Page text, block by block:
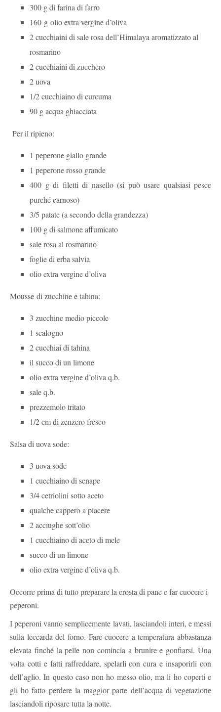
300 g di farina di farro
160 g olio extra vergine d’oliva
2 cucchiaini di sale rosa dell’Himalaya aromatizzato al
rosmarino
2 cucchiaini di zucchero
2 uova
1/2 cucchiaino di curcuma
90 g acqua ghiacciata
Per il ripieno:
1 peperone giallo grande
1 peperone rosso grande
400 g di filetti di nasello (si può usare qualsiasi pesce
purché carnoso)
3/5 patate (a secondo della grandezza)
100 g di salmone affumicato
sale rosa al rosmarino
foglie di erba salvia
olio extra vergine d’oliva
Mousse di zucchine e tahina:
3 zucchine medio piccole
1 scalogno
2 cucchiai di tahina
il succo di un limone
olio extra vergine d’oliva q.b.
sale q.b.
prezzemolo tritato
1/2 cm di zenzero fresco
Salsa di uova sode:
3 uova sode
1 cucchiaino di senape
3/4 cetriolini sotto aceto
qualche cappero a piacere
2 acciughe sott’olio
1 cucchiaino di aceto di mele
succo di un limone
olio extra vergine d’oliva q.b.
Occorre prima di tutto preparare la crosta di pane e far cuocere i
peperoni.
I peperoni vanno semplicemente lavati, lasciandoli interi, e messi
sulla leccarda del forno. Fare cuocere a temperatura abbastanza
elevata finché la pelle non comincia a brunire e gonfiarsi. Una
volta cotti e fatti raffreddare, spelarli con cura e insaporirli con
dell’aglio. In questo caso non ho messo olio, ma li ho coperti e
gli ho fatto perdere la maggior parte dell’acqua di vegetazione
lasciandoli riposare tutta la notte.